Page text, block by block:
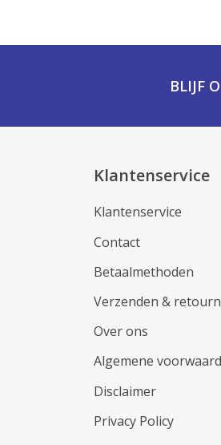
BLIJF
Klantenservice
Klantenservice
Contact
Betaalmethoden
Verzenden &
Over ons
Algemene
Disclaimer
Privacy Policy